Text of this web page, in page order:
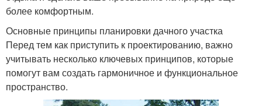
более комфортным.
Основные принципы планировки дачного участка
Перед тем как приступить к проектированию, важно
учитывать несколько ключевых принципов, которые
помогут вам создать гармоничное и функциональное
пространство.